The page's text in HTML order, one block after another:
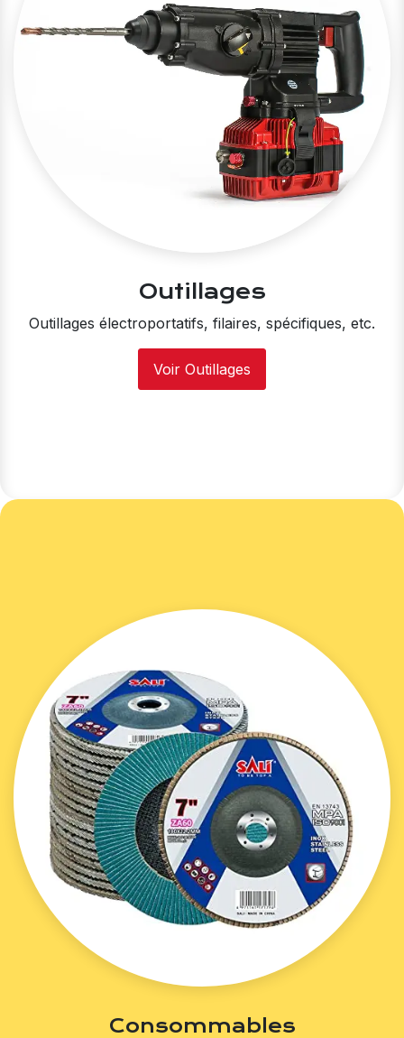
Outillages
Outillages électroportatifs, filaires, spécifiques, etc.
Voir Outillages
Consommables